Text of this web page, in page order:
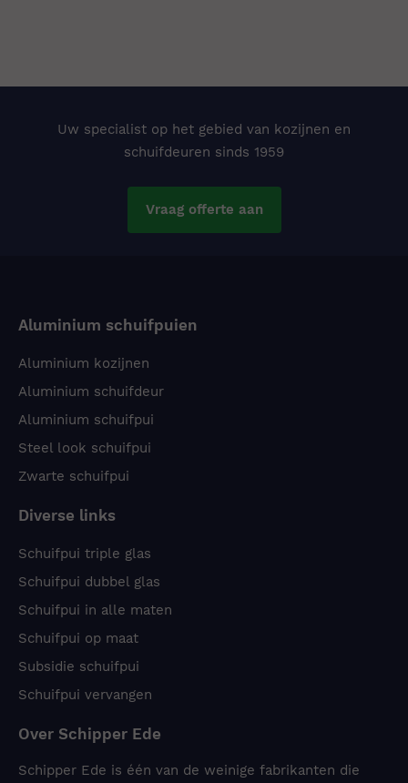
Uw specialist op het gebied van kozijnen en
schuifdeuren sinds 1959
Vraag offerte aan
Aluminium schuifpuien
Aluminium kozijnen
Aluminium schuifdeur
Aluminium schuifpui
Steel look schuifpui
Zwarte schuifpui
Diverse links
Schuifpui triple glas
Schuifpui dubbel glas
Schuifpui in alle maten
Schuifpui op maat
Subsidie schuifpui
Schuifpui vervangen
Over Schipper Ede
Schipper Ede is één van de weinige fabrikanten die